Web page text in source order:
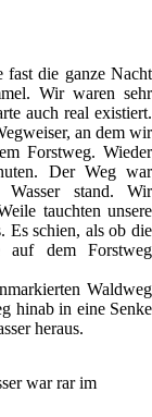
fast die ganze Nacht
Wir waren sehr
auch real existiert.
an dem wir
Forstweg. Wieder
Der Weg war
Wasser stand. Wir
tauchten unsere
Es schien, als ob die
auf dem Forstweg
Waldweg
hinab in eine Senke
heraus.
war rar im